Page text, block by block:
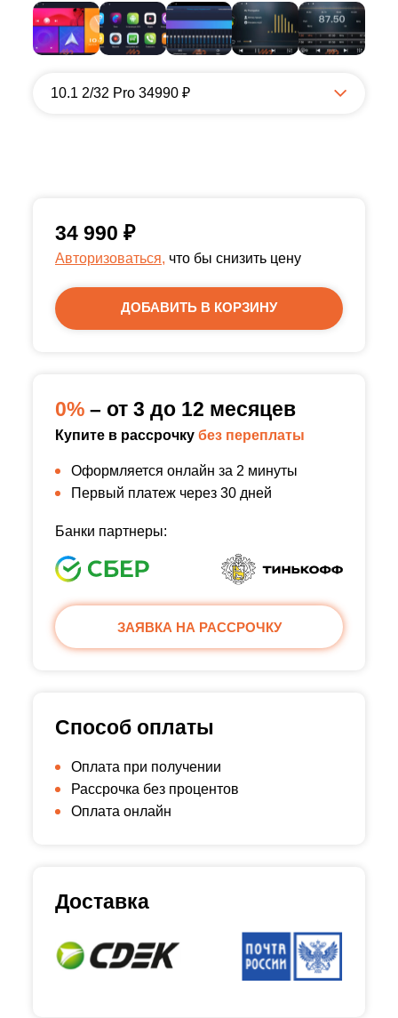
10.1 2/32 Pro 34990 ₽
34 990 ₽
Авторизоваться, что бы снизить цену
ДОБАВИТЬ В КОРЗИНУ
0% – от 3 до 12 месяцев
Купите в рассрочку без переплаты
Оформляется онлайн за 2 минуты
Первый платеж через 30 дней
Банки партнеры:
ЗАЯВКА НА РАССРОЧКУ
Способ оплаты
Оплата при получении
Рассрочка без процентов
Оплата онлайн
Доставка